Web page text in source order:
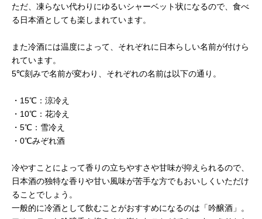
ただ、凍らない代わりにゆるいシャーベット状になるので、食べ
る日本酒としても楽しまれています。
また冷酒には温度によって、それぞれに日本らしい名前が付けら
れています。
5℃刻みで名前が変わり、それぞれの名前は以下の通り。
・15℃：涼冷え
・10℃：花冷え
・5℃：雪冷え
・0℃みぞれ酒
冷やすことによって香りの立ちやすさや甘味が抑えられるので、
日本酒の独特な香りや甘い風味が苦手な方でもおいしくいただけ
ることでしょう。
一般的に冷酒として飲むことがおすすめになるのは「吟醸酒」。